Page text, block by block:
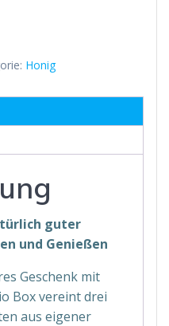
€.
Honig
guter
und Genießen
Geschenk mit
Box vereint drei
aus eigener